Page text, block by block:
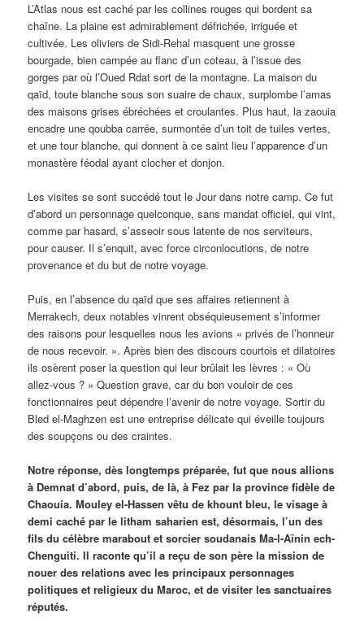
L’Atlas nous est caché par les collines rouges qui bordent sa
chaîne. La plaine est admirablement défrichée, irriguée et
cultivée. Les oliviers de Sidi-Rehal masquent une grosse
bourgade, bien campée au flanc d’un coteau, à l’issue des
gorges par où l’Oued Rdat sort de la montagne. La maison du
qaïd, toute blanche sous son suaire de chaux, surplombe l’amas
des maisons grises ébréchées et croulantes. Plus haut, la zaouia
encadre une qoubba carrée, surmontée d’un toit de tuiles vertes,
et une tour blanche, qui donnent à ce saint lieu l’apparence d’un
monastère féodal ayant clocher et donjon.
Les visites se sont succédé tout le Jour dans notre camp. Ce fut
d’abord un personnage quelconque, sans mandat officiel, qui vint,
comme par hasard, s’asseoir sous latente de nos serviteurs,
pour causer. Il s’enquit, avec force circonlocutions, de notre
provenance et du but de notre voyage.
Puis, en l’absence du qaïd que ses affaires retiennent à
Merrakech, deux notables vinrent obséquieusement s’informer
des raisons pour lesquelles nous les avions « privés de l’honneur
de nous recevoir. ». Après bien des discours courtois et dilatoires
ils osèrent poser la question qui leur brûlait les lèvres : « Où
allez-vous ? » Question grave, car du bon vouloir de ces
fonctionnaires peut dépendre l’avenir de notre voyage. Sortir du
Bled el-Maghzen est une entreprise délicate qui éveille toujours
des soupçons ou des craintes.
Notre réponse, dès longtemps préparée, fut que nous allions
à Demnat d’abord, puis, de là, à Fez par la province fidèle de
Chaouia. Mouley el-Hassen vêtu de khount bleu, le visage à
demi caché par le litham saharien est, désormais, l’un des
fils du célèbre marabout et sorcier soudanais Ma-l-Aïnin ech-
Chenguiti. Il raconte qu’il a reçu de son père la mission de
nouer des relations avec les principaux personnages
politiques et religieux du Maroc, et de visiter les sanctuaires
réputés.